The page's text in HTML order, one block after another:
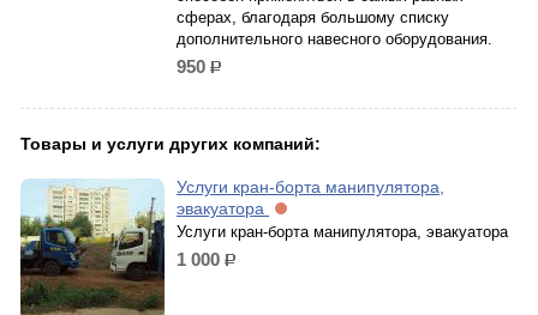
сферах, благодаря большому списку
дополнительного навесного оборудования.
950 р.
Товары и услуги других компаний:
Услуги кран-борта манипулятора,
эвакуатора
Услуги кран-борта манипулятора, эвакуатора
1 000 р.